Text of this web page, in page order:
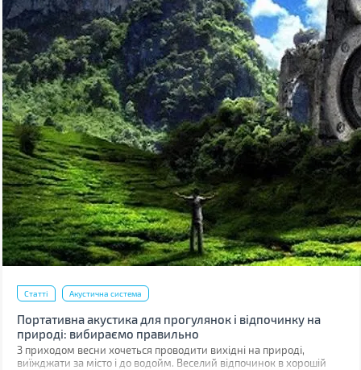
Статті Акустична система
Портативна акустика для прогулянок і відпочинку на
природі: вибираємо правильно
З приходом весни хочеться проводити вихідні на природі,
виїжджати за місто і до водойм. Веселий відпочинок в хорошій